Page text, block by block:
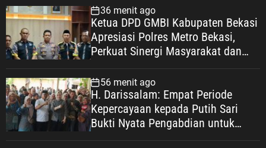
36 menit ago
Ketua DPD GMBI Kabupaten Bekasi
Apresiasi Polres Metro Bekasi,
Perkuat Sinergi Masyarakat dan
Kondusif
56 menit ago
H. Darissalam: Empat Periode
Kepercayaan kepada Putih Sari
Bukti Nyata Pengabdian untuk